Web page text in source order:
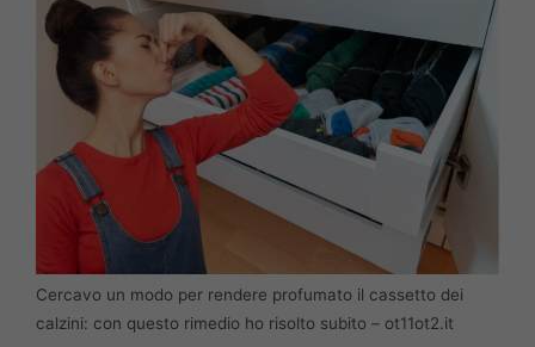
Cercavo un modo per rendere profumato il cassetto dei
calzini: con questo rimedio ho risolto subito – ot11ot2.it